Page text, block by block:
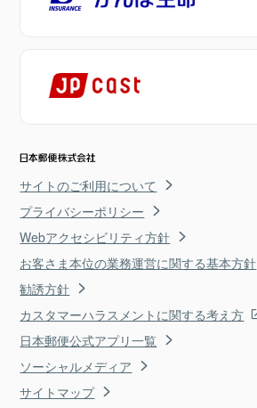
サイトのご利用について
プライバシーポリシー
Webアクセシビリティ方針
お客さま本位の業務運営に関する基本方針
勧誘方針
カスタマーハラスメントに関する考え方
日本郵便公式アプリ一覧
ソーシャルメディア
サイトマップ